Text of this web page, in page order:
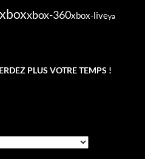
xboxxbox-360xbox-liveya
PLUS VOTRE TEMPS !